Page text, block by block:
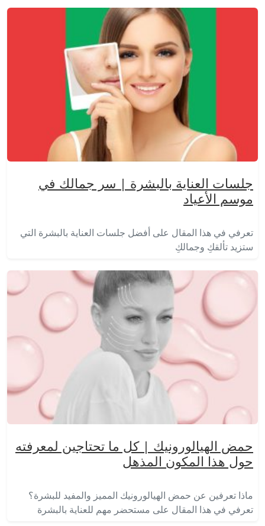
جلسات العناية بالبشرة | سر جمالك في
موسم الأعياد
تعرفي في هذا المقال على أفضل جلسات العناية بالبشرة التي
ستزيد تألقكِ وجمالكِ
حمض الهيالورونيك | كل ما تحتاجين لمعرفته
حول هذا المكون المذهل
ماذا تعرفين عن حمض الهيالورونيك المميز والمفيد للبشرة؟
تعرفي في هذا المقال على مستحضر مهم للعناية بالبشرة